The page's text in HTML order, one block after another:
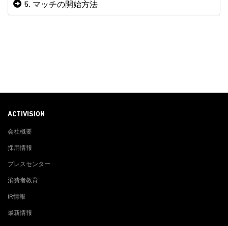
5. マッチの開始方法
ACTIVISION
会社概要
採用情報
プレスセンター
消費者教育
IR情報
最新情報